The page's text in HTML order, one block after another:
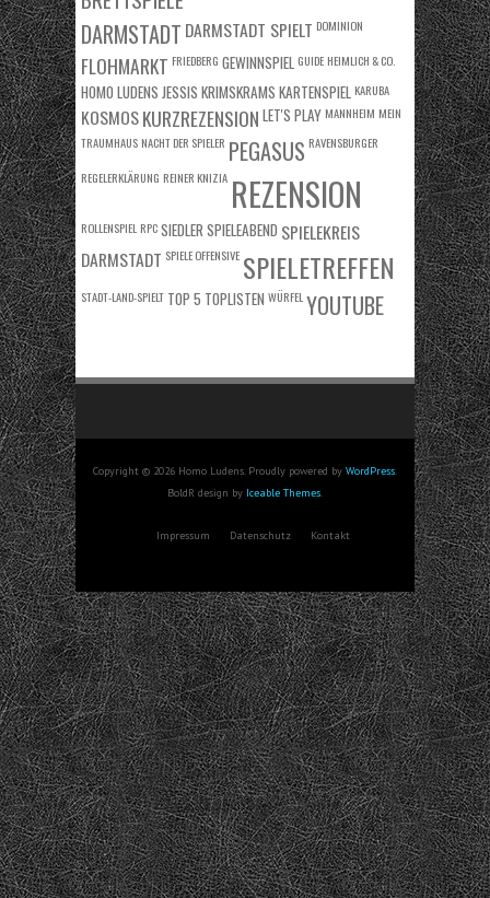
DARMSTADT DARMSTADT SPIELT DOMINION
FLOHMARKT FRIEDBERG GEWINNSPIEL GUIDE HEIMLICH & CO.
HOMO LUDENS JESSIS KRIMSKRAMS KARTENSPIEL KARUBA
KOSMOSKURZREZENSION LET'S PLAY MANNHEIM MEIN
TRAUMHAUS NACHT DER SPIELER PEGASUS RAVENSBURGER
REGELERKLÄRUNG REINER KNIZIA REZENSION
ROLLENSPIEL RPCSIEDLER SPIELEABEND SPIELEKREIS
DARMSTADT SPIELE OFFENSIVE SPIELETREFFEN
STADT-LAND-SPIELT TOP 5 TOPLISTEN WÜRFEL YOUTUBE
Copyright © 2026 Homo Ludens. Proudly powered by WordPress.
BoldR design by Iceable Themes.
Impressum Datenschutz Kontakt